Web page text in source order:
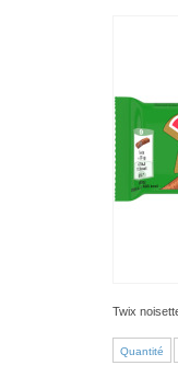
Twix
Quantité